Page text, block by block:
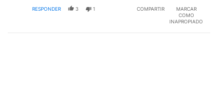
RESPONDER 3 1 COMPARTIR
MARCAR
COMO
INAPROPIADO